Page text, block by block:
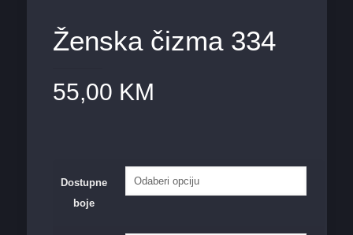
Ženska čizma 334
55,00 KM
Dostupne
boje